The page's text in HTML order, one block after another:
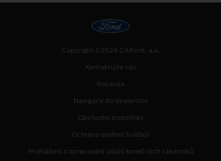
Copyright ©2026 CARent, a.s.
Kontaktujte nás
Recenze
Navigace do dealerství
Obchodní podmínky
Ochrana osobních údajů
Prohlášení o zpracování údajů konečných zákazníků